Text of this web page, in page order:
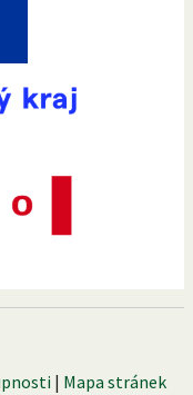
| Mapa stránek